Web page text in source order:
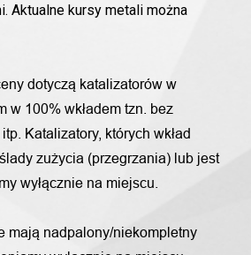
Aktualne kursy metali można
dotyczą katalizatorów w
w 100% wkładem tzn. bez
Katalizatory, których wkład
zużycia (przegrzania) lub jest
wyłącznie na miejscu.
mają nadpalony/niekompletny